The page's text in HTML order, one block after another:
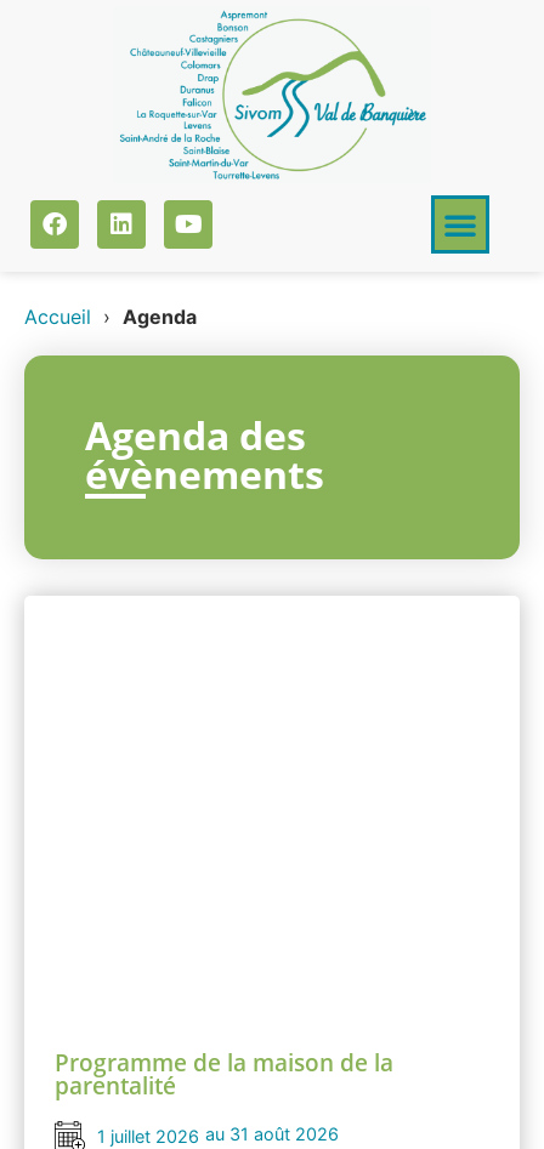
Accueil › Agenda
Agenda des
évènements
Programme de la maison de la
parentalité
1 juillet 2026 au 31 août 2026